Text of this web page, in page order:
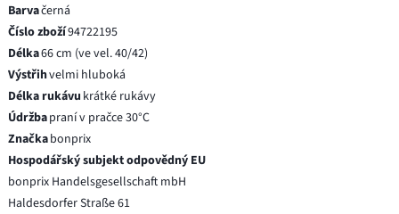
Barvačerná
Číslo zboží94722195
Délka66 cm (ve vel. 40/42)
Výstřihvelmi hluboká
Délka rukávu krátké rukávy
Údržbapraní v pračce 30°C
Značkabonprix
Hospodářský subjekt odpovědný EU
bonprix Handelsgesellschaft mbH
Haldesdorfer Straße 61